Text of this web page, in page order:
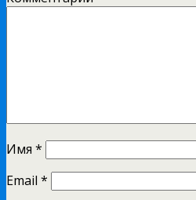
Имя *
Email *